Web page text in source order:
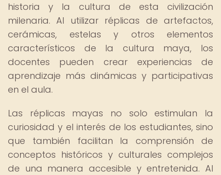
historia y la cultura de esta civilización
milenaria. Al utilizar réplicas de artefactos,
cerámicas, estelas y otros elementos
característicos de la cultura maya, los
docentes pueden crear experiencias de
aprendizaje más dinámicas y participativas
en el aula.
Las réplicas mayas no solo estimulan la
curiosidad y el interés de los estudiantes, sino
que también facilitan la comprensión de
conceptos históricos y culturales complejos
de una manera accesible y entretenida. Al